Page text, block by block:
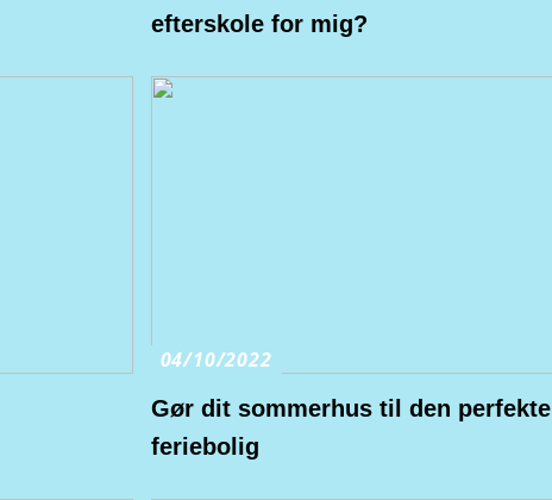
efterskole for mig?
04/10/2022
Gør dit sommerhus til den perfekte
feriebolig